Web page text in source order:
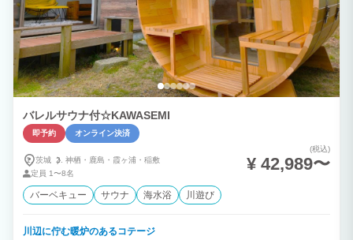
バレルサウナ付☆KAWASEMI
即予約 オンライン決済
茨城 神栖・ 鹿島・ 霞ヶ浦・ 稲敷
定員 1〜8名
(税込)
¥ 42,989〜
バーベキュー サウナ 海水浴 川遊び
川辺に佇む暖炉のあるコテージ